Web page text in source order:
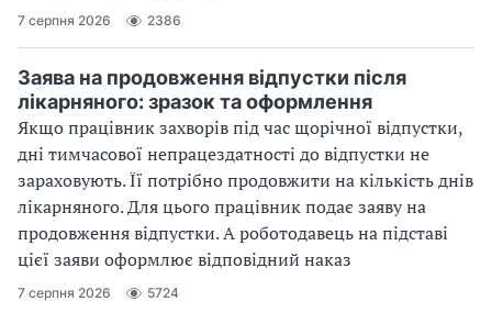
7 серпня 2026 2386
Заява на продовження відпустки після
лікарняного: зразок та оформлення
Якщо працівник захворів під час щорічної відпустки,
дні тимчасової непрацездатності до відпустки не
зараховують. Її потрібно продовжити на кількість днів
лікарняного. Для цього працівник подає заяву на
продовження відпустки. А роботодавець на підставі
цієї заяви оформлює відповідний наказ
7 серпня 2026 5724